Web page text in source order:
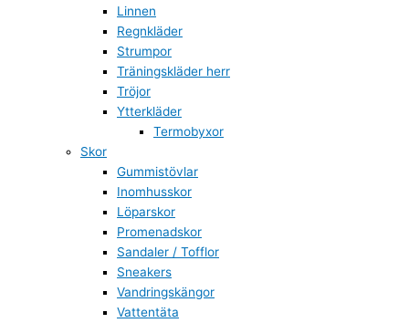
Linnen
Regnkläder
Strumpor
Träningskläder herr
Tröjor
Ytterkläder
Termobyxor
Skor
Gummistövlar
Inomhusskor
Löparskor
Promenadskor
Sandaler / Tofflor
Sneakers
Vandringskängor
Vattentäta